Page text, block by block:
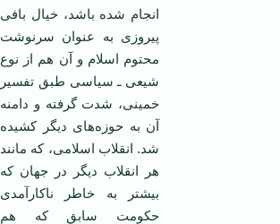
انجام شده باشد، خیال بافی
پیروزی به عنوان سرنوشت
محتوم اسلام و آن هم از نوع
شیعی ـ سیاسی طبق تفسیر
خمینی، شدت گرفته و دامنه
آن به حوزه‌های دیگر کشیده
شد. انقلاب اسلامی، که مانند
هر انقلاب دیگر در جهان که
بیشتر به خاطر ناکارآمدی
حکومت سابق که هم